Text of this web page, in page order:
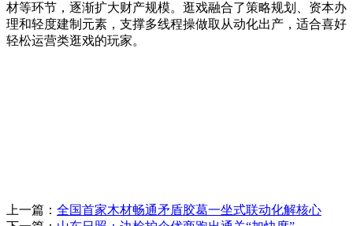
材等环节，逐渐扩大财产规模。逛戏融合了策略规划、资本办
理和轻度建制元素，支撑多线程操做取从动化出产，适合喜好
轻松运营类逛戏的玩家。
上一篇： 全国首家木材畅通矛盾胶葛一坐式联动化解核心